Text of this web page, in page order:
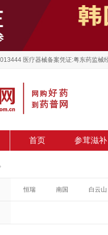
医疗器械备案凭证:粤东药监械
首页 参茸滋补
恒瑞 南国 白云山